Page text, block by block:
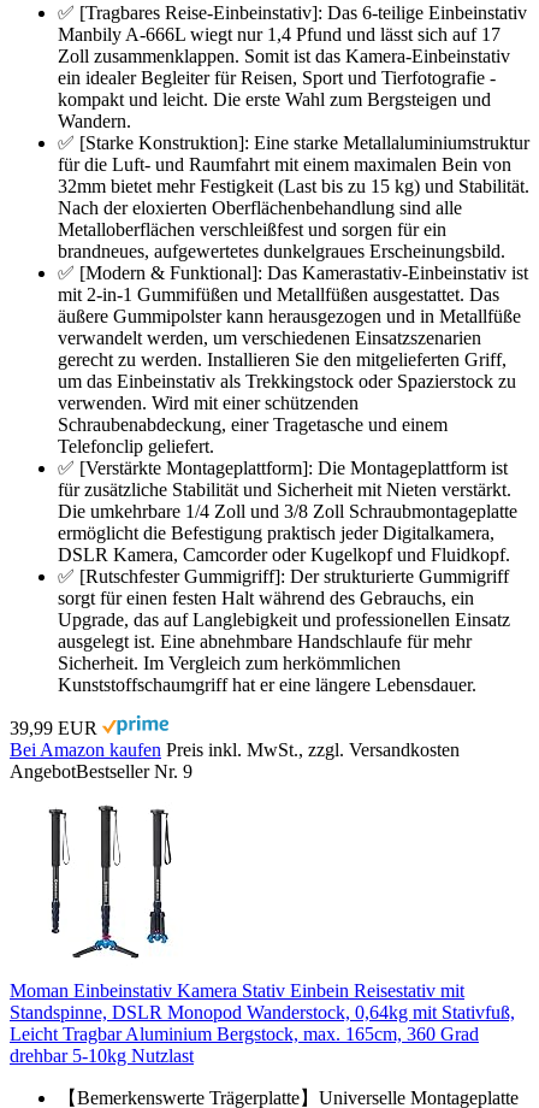
✅ [Tragbares Reise-Einbeinstativ]: Das 6-teilige Einbeinstativ
Manbily A-666L wiegt nur 1,4 Pfund und lässt sich auf 17
Zoll zusammenklappen. Somit ist das Kamera-Einbeinstativ
ein idealer Begleiter für Reisen, Sport und Tierfotografie -
kompakt und leicht. Die erste Wahl zum Bergsteigen und
Wandern.
✅ [Starke Konstruktion]: Eine starke Metallaluminiumstruktur
für die Luft- und Raumfahrt mit einem maximalen Bein von
32mm bietet mehr Festigkeit (Last bis zu 15 kg) und Stabilität.
Nach der eloxierten Oberflächenbehandlung sind alle
Metalloberflächen verschleißfest und sorgen für ein
brandneues, aufgewertetes dunkelgraues Erscheinungsbild.
✅ [Modern & Funktional]: Das Kamerastativ-Einbeinstativ ist
mit 2-in-1 Gummifüßen und Metallfüßen ausgestattet. Das
äußere Gummipolster kann herausgezogen und in Metallfüße
verwandelt werden, um verschiedenen Einsatzszenarien
gerecht zu werden. Installieren Sie den mitgelieferten Griff,
um das Einbeinstativ als Trekkingstock oder Spazierstock zu
verwenden. Wird mit einer schützenden
Schraubenabdeckung, einer Tragetasche und einem
Telefonclip geliefert.
✅ [Verstärkte Montageplattform]: Die Montageplattform ist
für zusätzliche Stabilität und Sicherheit mit Nieten verstärkt.
Die umkehrbare 1/4 Zoll und 3/8 Zoll Schraubmontageplatte
ermöglicht die Befestigung praktisch jeder Digitalkamera,
DSLR Kamera, Camcorder oder Kugelkopf und Fluidkopf.
✅ [Rutschfester Gummigriff]: Der strukturierte Gummigriff
sorgt für einen festen Halt während des Gebrauchs, ein
Upgrade, das auf Langlebigkeit und professionellen Einsatz
ausgelegt ist. Eine abnehmbare Handschlaufe für mehr
Sicherheit. Im Vergleich zum herkömmlichen
Kunststoffschaumgriff hat er eine längere Lebensdauer.
39,99 EUR
Bei Amazon kaufen Preis inkl. MwSt., zzgl. Versandkosten
AngebotBestseller Nr. 9
Moman Einbeinstativ Kamera Stativ Einbein Reisestativ mit
Standspinne, DSLR Monopod Wanderstock, 0,64kg mit Stativfuß,
Leicht Tragbar Aluminium Bergstock, max. 165cm, 360 Grad
drehbar 5-10kg Nutzlast
【Bemerkenswerte Trägerplatte】Universelle Montageplatte